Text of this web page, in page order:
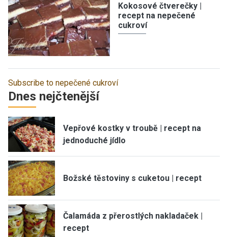
Kokosové čtverečky |
recept na nepečené
cukroví
Subscribe to nepečené cukroví
Dnes nejčtenější
Vepřové kostky v troubě | recept na
jednoduché jídlo
Božské těstoviny s cuketou | recept
Čalamáda z přerostlých nakladaček |
recept